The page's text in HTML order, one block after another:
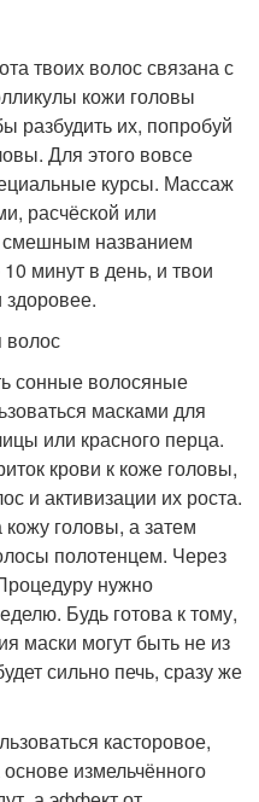
твоих волос связана с
кожи головы
разбудить их, попробуй
Для этого вовсе
курсы. Массаж
расчёской или
названием
минут в день, и твои
здоровее.
волос
сонные волосяные
масками для
или красного перца.
крови к коже головы,
и активизации их роста.
головы, а затем
полотенцем. Через
нужно
Будь готова к тому,
маски могут быть не из
сильно печь, сразу же
касторовое,
измельчённого